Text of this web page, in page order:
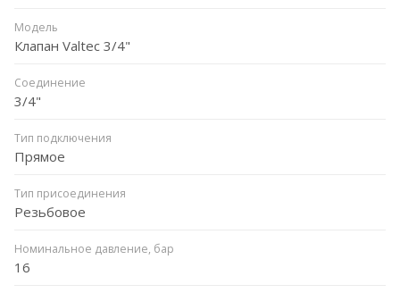
Модель
Клапан Valtec 3/4"
Соединение
3/4"
Тип подключения
Прямое
Тип присоединения
Резьбовое
Номинальное давление, бар
16